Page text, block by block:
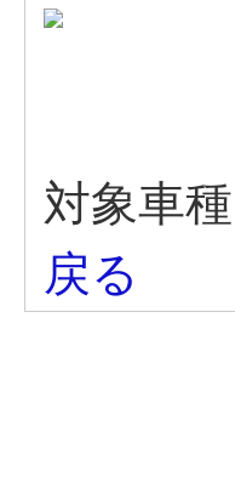
対象車種
戻る